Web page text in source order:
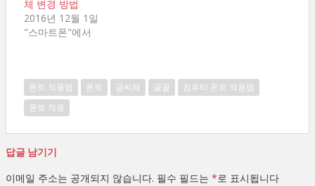
체 변경 방법
2016년 12월 1일
"스마트폰"에서
폰트 적용법 폰트 글씨체 글꼴
컴퓨터 폰트 적용법
폰트 적용
답글 남기기
이메일 주소는 공개되지 않습니다. 필수 필드는 *로 표시됩니다